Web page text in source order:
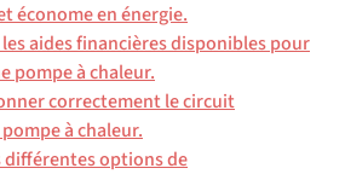
économe en énergie.
aides financières disponibles pour
pompe à chaleur.
correctement le circuit
à chaleur.
différentes options de